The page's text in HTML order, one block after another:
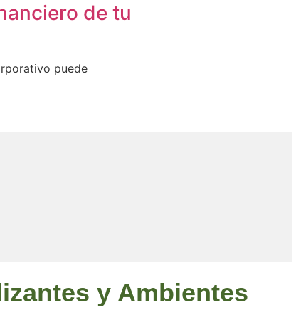
de tu
puede
y Ambientes